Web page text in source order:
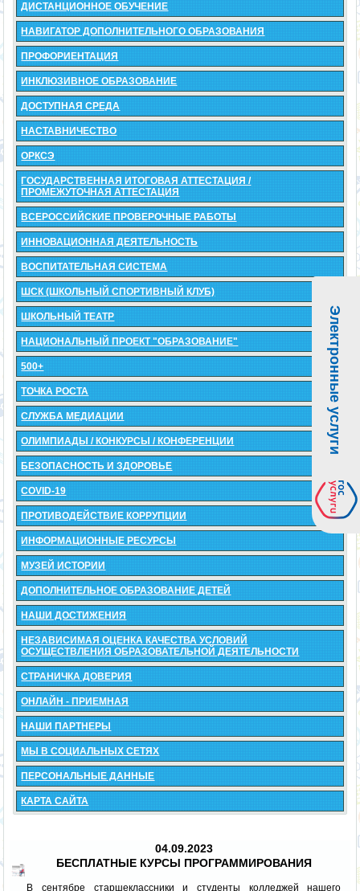
ДИСТАНЦИОННОЕ ОБУЧЕНИЕ
НАВИГАТОР ДОПОЛНИТЕЛЬНОГО ОБРАЗОВАНИЯ
ПРОФОРИЕНТАЦИЯ
ИНКЛЮЗИВНОЕ ОБРАЗОВАНИЕ
ДОСТУПНАЯ СРЕДА
НАСТАВНИЧЕСТВО
ОРКСЭ
ГОСУДАРСТВЕННАЯ ИТОГОВАЯ АТТЕСТАЦИЯ /
ПРОМЕЖУТОЧНАЯ АТТЕСТАЦИЯ
ВСЕРОССИЙСКИЕ ПРОВЕРОЧНЫЕ РАБОТЫ
ИННОВАЦИОННАЯ ДЕЯТЕЛЬНОСТЬ
ВОСПИТАТЕЛЬНАЯ СИСТЕМА
ШСК (ШКОЛЬНЫЙ СПОРТИВНЫЙ КЛУБ)
ШКОЛЬНЫЙ ТЕАТР
НАЦИОНАЛЬНЫЙ ПРОЕКТ "ОБРАЗОВАНИЕ"
500+
ТОЧКА РОСТА
СЛУЖБА МЕДИАЦИИ
ОЛИМПИАДЫ / КОНКУРСЫ / КОНФЕРЕНЦИИ
БЕЗОПАСНОСТЬ И ЗДОРОВЬЕ
COVID-19
ПРОТИВОДЕЙСТВИЕ КОРРУПЦИИ
ИНФОРМАЦИОННЫЕ РЕСУРСЫ
МУЗЕЙ ИСТОРИИ
ДОПОЛНИТЕЛЬНОЕ ОБРАЗОВАНИЕ ДЕТЕЙ
НАШИ ДОСТИЖЕНИЯ
НЕЗАВИСИМАЯ ОЦЕНКА КАЧЕСТВА УСЛОВИЙ
ОСУЩЕСТВЛЕНИЯ ОБРАЗОВАТЕЛЬНОЙ ДЕЯТЕЛЬНОСТИ
СТРАНИЧКА ДОВЕРИЯ
ОНЛАЙН - ПРИЕМНАЯ
НАШИ ПАРТНЕРЫ
МЫ В СОЦИАЛЬНЫХ СЕТЯХ
ПЕРСОНАЛЬНЫЕ ДАННЫЕ
КАРТА САЙТА
04.09.2023
БЕСПЛАТНЫЕ КУРСЫ ПРОГРАММИРОВАНИЯ
В сентябре старшеклассники и студенты колледжей нашего
Электронные услуги